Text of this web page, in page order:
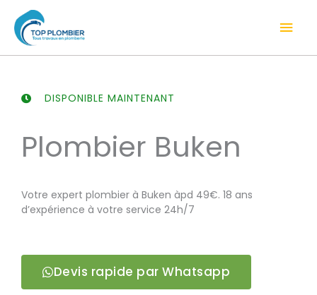
contenu
DISPONIBLE MAINTENANT
Plombier Buken
Votre expert plombier à Buken àpd 49€. 18 ans
d’expérience à votre service 24h/7
Devis rapide par Whatsapp